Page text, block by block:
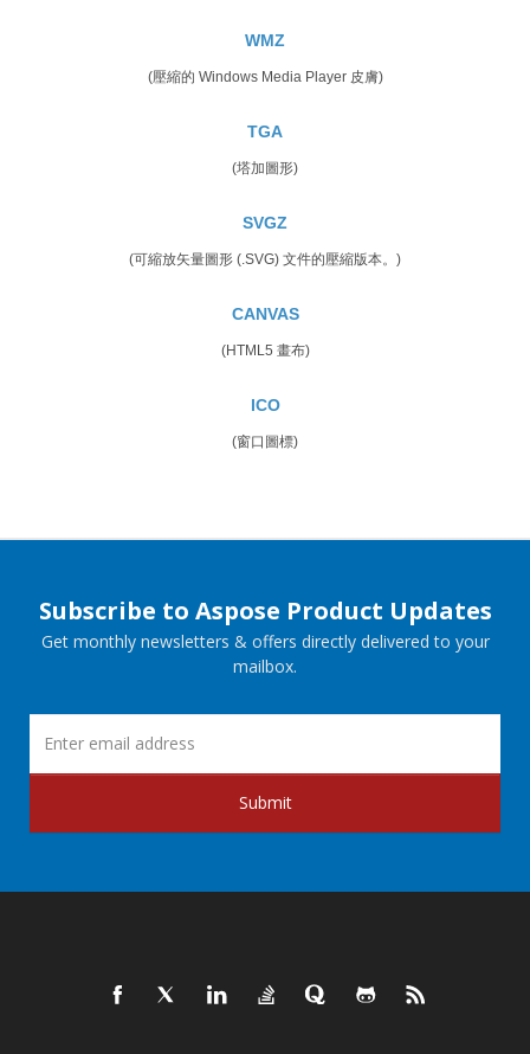
WMZ
(壓縮的 Windows Media Player 皮膚)
TGA
(塔加圖形)
SVGZ
(可縮放矢量圖形 (.SVG) 文件的壓縮版本。)
CANVAS
(HTML5 畫布)
ICO
(窗口圖標)
Subscribe to Aspose Product Updates
Get monthly newsletters & offers directly delivered to your
mailbox.
Submit